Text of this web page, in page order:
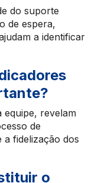
do suporte
de espera,
a identificar
equipe, revelam
de
a fidelização dos
o